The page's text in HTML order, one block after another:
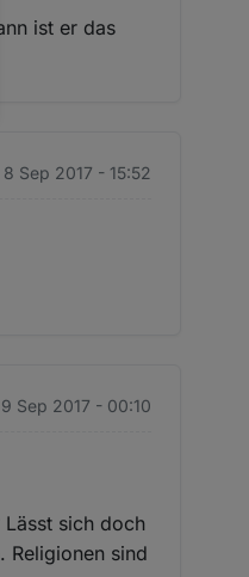
ist er das
8 Sep 2017 - 15:52
Sep 2017 - 00:10
sich doch
Religionen sind